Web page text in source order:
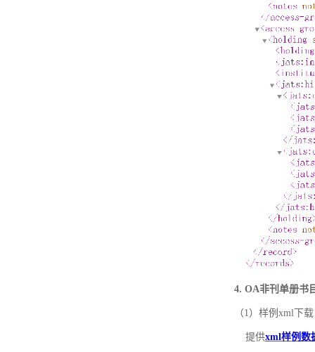
4. OA非刊单册书
（1）样例xml下载
提供xml样例数